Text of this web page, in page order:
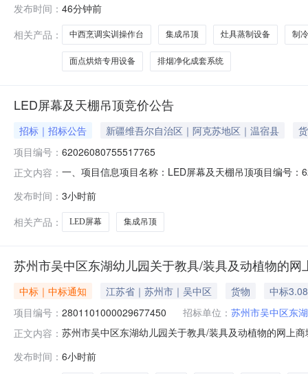
院烹饪与营养教育系工学一体化实训室建设项目项目概
菏泽技师学院拟实施烹饪
发布时间： 46分钟前
相关产品：
中西烹调实训操作台 集成吊顶 灶具蒸制设备 制
面点烘焙专用设备 排烟净化成套系统
LED屏幕及天棚吊顶竞价公告
招标｜招标公告 新疆维吾尔自治区｜阿克苏地区｜温宿县
项目编号： 62026080755517765
正文内容： 一、项目信息项目名称：LED屏幕及天棚吊顶项目编号
参数要求购买数量控制金额(元)意向品牌吊顶天棚核心
发布时间： 3小时前
相关产品：
LED屏幕 集成吊顶
苏州市吴中区东湖幼儿园关于教具/装具及动植物的
中标｜中标通知 江苏省｜苏州市｜吴中区 货物
中标
项目编号： 2801101000029677450 招标单位： 苏州市吴中区东
正文内容： 苏州市吴中区东湖幼儿园关于教具/装具及动植物的网上
划编码:320506项目所在行政区划名称:江苏省苏州市吴
发布时间： 6小时前